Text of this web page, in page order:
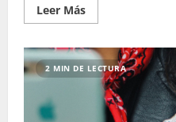
Leer MásLeer
más
Efectivos
motivacionales
de
Open
Badges
2 MIN DE LECTURA